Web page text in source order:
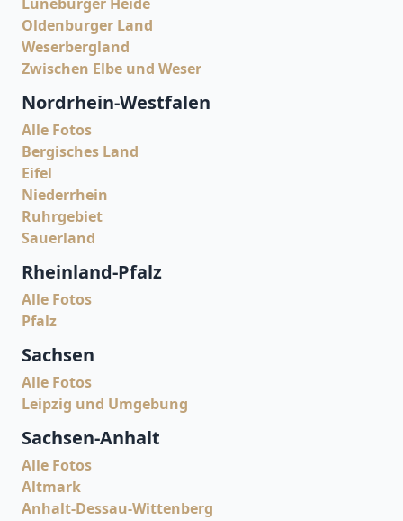
Oldenburger Land
Weserbergland
Zwischen Elbe und Weser
Nordrhein-Westfalen
Alle Fotos
Bergisches Land
Eifel
Niederrhein
Ruhrgebiet
Sauerland
Rheinland-Pfalz
Alle Fotos
Pfalz
Sachsen
Alle Fotos
Leipzig und Umgebung
Sachsen-Anhalt
Alle Fotos
Altmark
Anhalt-Dessau-Wittenberg